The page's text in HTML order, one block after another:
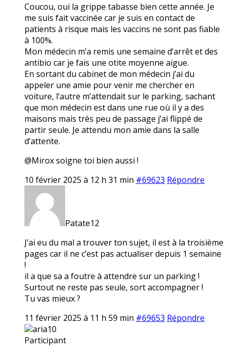
Coucou, oui la grippe tabasse bien cette année. Je
me suis fait vaccinée car je suis en contact de
patients à risque mais les vaccins ne sont pas fiable
à 100%.
Mon médecin m’a remis une semaine d’arrêt et des
antibio car je fais une otite moyenne aigue.
En sortant du cabinet de mon médecin j’ai du
appeler une amie pour venir me chercher en
voiture, l’autre m’attendait sur le parking, sachant
que mon médecin est dans une rue où il y a des
maisons mais très peu de passage j’ai flippé de
partir seule. Je attendu mon amie dans la salle
d’attente.
@Mirox soigne toi bien aussi !
10 février 2025 à 12 h 31 min #69623 Répondre
Patate12
J’ai eu du mal a trouver ton sujet, il est à la troisième
pages car il ne c’est pas actualiser depuis 1 semaine
!
il a que sa a foutre à attendre sur un parking !
Surtout ne reste pas seule, sort accompagner !
Tu vas mieux ?
11 février 2025 à 11 h 59 min #69653 Répondre
aria10
Participant